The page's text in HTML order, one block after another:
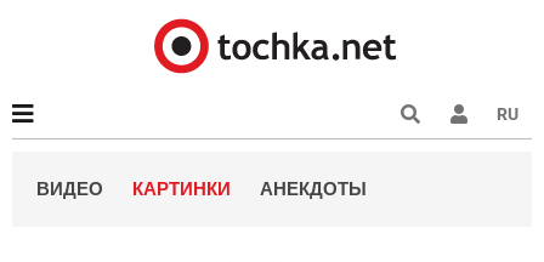
RU
ВИДЕО КАРТИНКИ АНЕКДОТЫ